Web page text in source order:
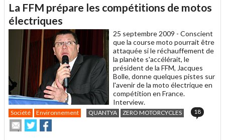
à
un
ami
La FFM prépare les compétitions de motos
électriques
25 septembre 2009 - Conscient
que la course moto pourrait être
attaquée si le réchauffement de
la planète s'accélérait, le
président de la FFM, Jacques
Bolle, donne quelques pistes sur
l'avenir de la moto électrique en
compétition en France.
Interview.
Société Environnement QUANTYA ZERO MOTORCYCLES 18
Envoyer
cet
Partager
sur
sur